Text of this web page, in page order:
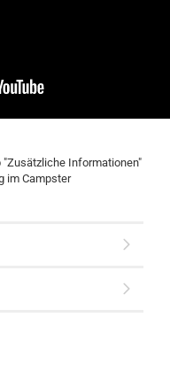
Informationen"
im Campster